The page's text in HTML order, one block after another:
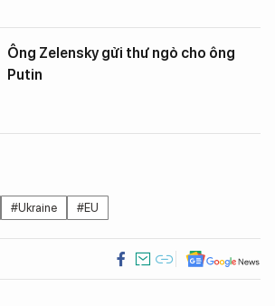
Ông Zelensky gửi thư ngỏ cho ông
Putin
#Ukraine #EU